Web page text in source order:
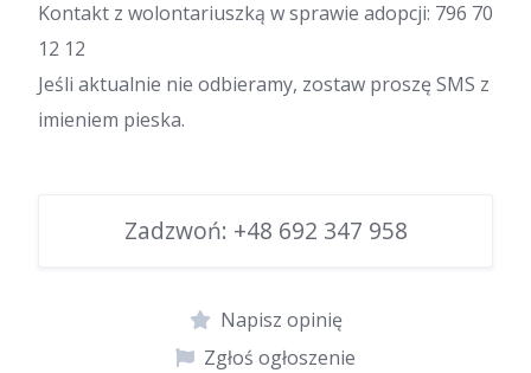
Kontakt z wolontariuszką w sprawie adopcji: 796 70
12 12
Jeśli aktualnie nie odbieramy, zostaw proszę SMS z
imieniem pieska.
Zadzwoń: +48 692 347 958
Napisz opinię
Zgłoś ogłoszenie